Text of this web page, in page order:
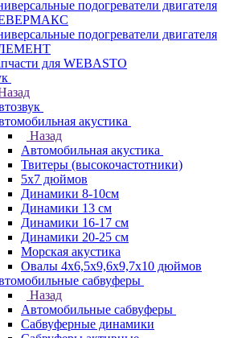
подогреватели двигателя
подогреватели двигателя
для WEBASTO
акустика
Назад
Автомобильная акустика
Твитеры (высокочастотники)
5x7 дюймов
Динамики 8-10см
Динамики 13 см
Динамики 16-17 см
Динамики 20-25 см
Морская акустика
Овалы 4х6,5х9,6x9,7х10 дюймов
сабвуферы
Назад
Автомобильные сабвуферы
Сабвуферные динамики